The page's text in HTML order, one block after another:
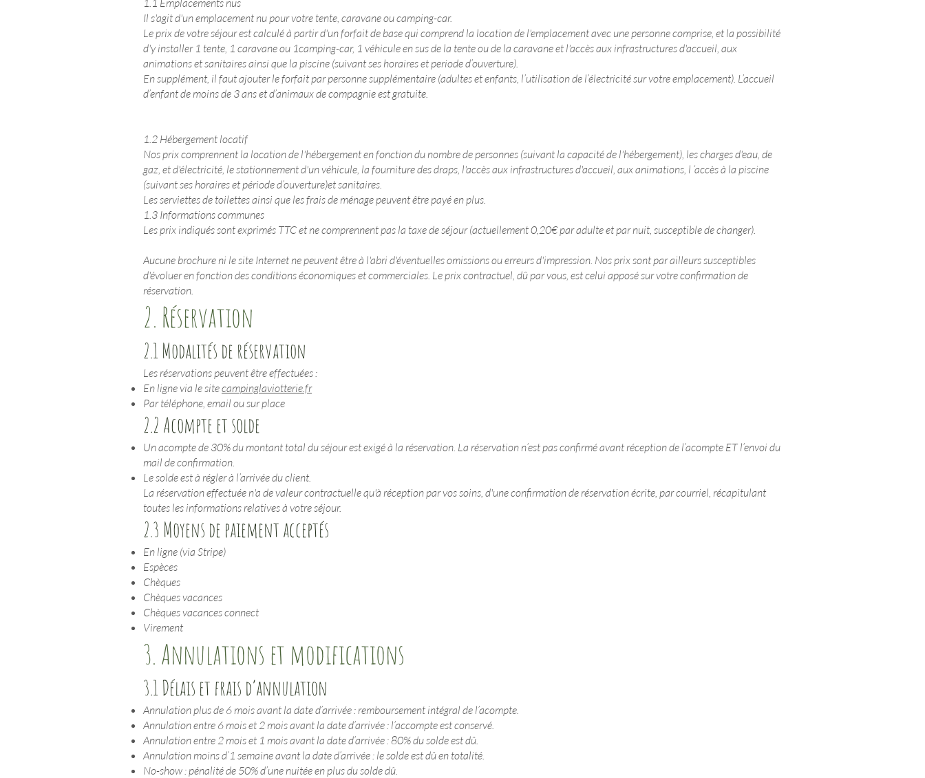
1.1 Emplacements nus
Il s'agit d'un emplacement nu pour votre tente, caravane ou camping-car.
Le prix de votre séjour est calculé à partir d'un forfait de base qui comprend la location de l'emplacement avec une personne comprise, et la possibilité
d'y installer 1 tente, 1 caravane ou 1camping-car, 1 véhicule en sus de la tente ou de la caravane et l'accès aux infrastructures d'accueil, aux
animations et sanitaires ainsi que la piscine (suivant ses horaires et periode d’ouverture).
En supplément, il faut ajouter le forfait par personne supplémentaire (adultes et enfants, l’utilisation de l’électricité sur votre emplacement). L’accueil
d’enfant de moins de 3 ans et d’animaux de compagnie est gratuite.
1.2 Hébergement locatif
Nos prix comprennent la location de l'hébergement en fonction du nombre de personnes (suivant la capacité de l'hébergement), les charges d'eau, de
gaz, et d'électricité, le stationnement d'un véhicule, la fourniture des draps, l'accès aux infrastructures d'accueil, aux animations, l ‘accès à la piscine
(suivant ses horaires et période d’ouverture)et sanitaires.
Les serviettes de toilettes ainsi que les frais de ménage peuvent être payé en plus.
1.3 Informations communes
Les prix indiqués sont exprimés TTC et ne comprennent pas la taxe de séjour (actuellement 0,20€ par adulte et par nuit, susceptible de changer).
Aucune brochure ni le site Internet ne peuvent être à l'abri d'éventuelles omissions ou erreurs d'impression. Nos prix sont par ailleurs susceptibles
d'évoluer en fonction des conditions économiques et commerciales. Le prix contractuel, dû par vous, est celui apposé sur votre confirmation de
réservation.
2. Réservation
2.1 Modalités de réservation
Les réservations peuvent être effectuées :
En ligne via le sitecampinglaviotterie.fr
Par téléphone, email ou sur place
2.2 Acompte et solde
Un acompte de 30% du montant total du séjour est exigé à la réservation. La réservation n’est pas confirmé avant réception de l’acompte ET l’envoi du
mail de confirmation.
Le solde est à régler à l’arrivée du client.
La réservation effectuée n'a de valeur contractuelle qu'à réception par vos soins, d'une confirmation de réservation écrite, par courriel, récapitulant
toutes les informations relatives à votre séjour.
2.3 Moyens de paiement acceptés
En ligne (via Stripe)
Espèces
Chèques
Chèques vacances
Chèques vacances connect
Virement
3. Annulations et modifications
3.1 Délais et frais d’annulation
Annulation plus de 6 mois avant la date d’arrivée : remboursement intégral de l’acompte.
Annulation entre 6 mois et 2 mois avant la date d’arrivée : l’accompte est conservé.
Annulation entre 2 mois et 1 mois avant la date d’arrivée : 80% du solde est dû.
Annulation moins d’1 semaine avant la date d’arrivée : le solde est dû en totalité.
No-show : pénalité de 50% d’une nuitée en plus du solde dû.